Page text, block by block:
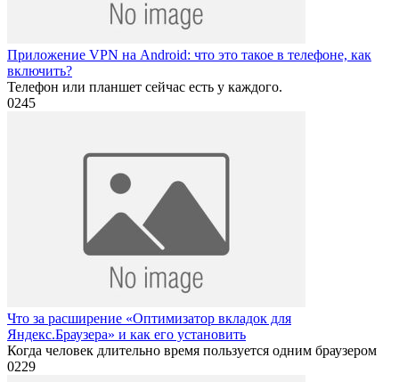
Приложение VPN на Android: что это такое в телефоне, как
включить?
Телефон или планшет сейчас есть у каждого.
0245
Что за расширение «Оптимизатор вкладок для
Яндекс.Браузера» и как его установить
Когда человек длительно время пользуется одним браузером
0229